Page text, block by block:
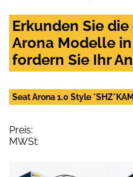
Erkunden Sie
Arona Modelle
fordern Sie Ihr
Seat Arona 1.0 Style
Preis:
MWSt: